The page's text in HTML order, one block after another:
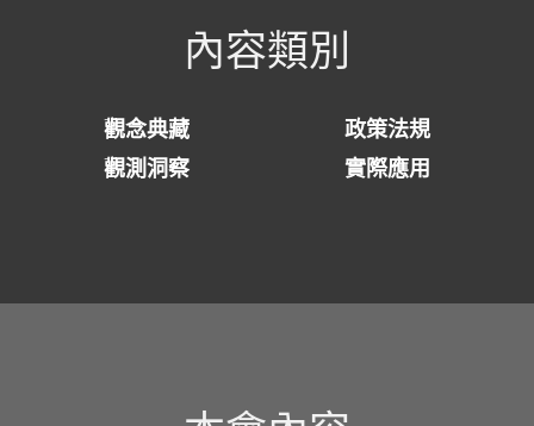
內容類別
觀念典藏
政策法規
觀測洞察
實際應用